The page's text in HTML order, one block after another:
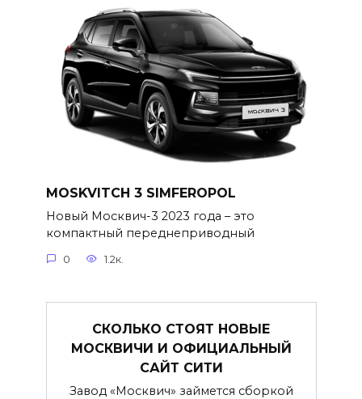
MOSKVITCH 3 SIMFEROPOL
Новый Москвич-3 2023 года – это
компактный переднеприводный
0 1.2к.
СКОЛЬКО СТОЯТ НОВЫЕ
МОСКВИЧИ И ОФИЦИАЛЬНЫЙ
САЙТ СИТИ
Завод «Москвич» займется сборкой